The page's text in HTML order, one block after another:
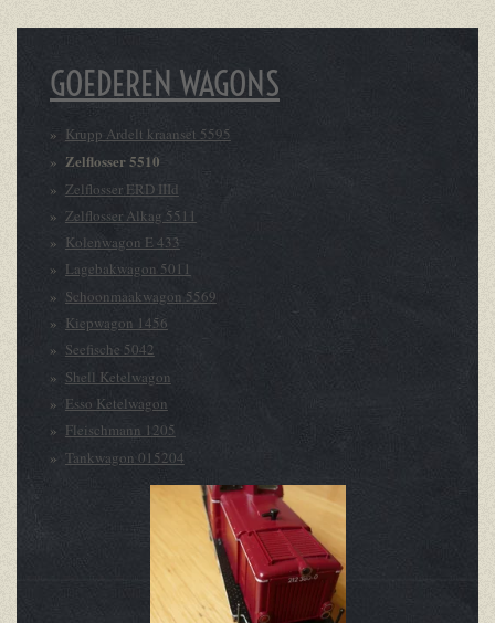
GOEDEREN WAGONS
Krupp Ardelt kraanset 5595
Zelflosser 5510
Zelflosser ERD IIId
Zelflosser Alkag 5511
Kolenwagon E 433
Lagebakwagon 5011
Schoonmaakwagon 5569
Kiepwagon 1456
Seefische 5042
Shell Ketelwagon
Esso Ketelwagon
Fleischmann 1205
Tankwagon 015204